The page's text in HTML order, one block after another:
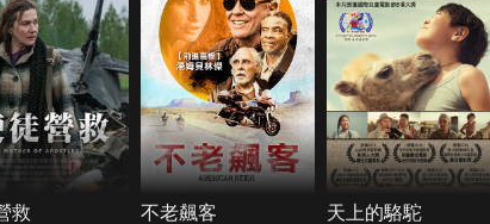
救 不老飆客 天上的駱駝